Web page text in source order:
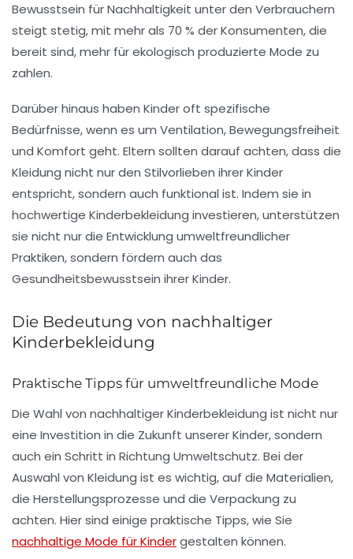
Bewusstsein fürNachhaltigkeit unter den Verbrauchern
steigt stetig, mit mehr als 70 % der Konsumenten, die
bereit sind, mehr für ekologisch produzierte Mode zu
zahlen.
Darüber hinaus haben Kinder oft spezifische
Bedürfnisse, wenn es um Ventilation,Bewegungsfreiheit
und Komfort geht. Eltern sollten darauf achten, dass die
Kleidung nicht nur den Stilvorlieben ihrer Kinder
entspricht, sondern auch funktional ist. Indem sie in
hochwertige Kinderbekleidung investieren, unterstützen
sie nicht nur die Entwicklung umweltfreundlicher
Praktiken, sondern fördern auch das
Gesundheitsbewusstsein ihrer Kinder.
Die Bedeutung von nachhaltiger
Kinderbekleidung
Praktische Tipps für umweltfreundliche Mode
Die Wahl von nachhaltiger Kinderbekleidung ist nicht nur
eine Investition in die Zukunft unserer Kinder, sondern
auch ein Schritt in Richtung Umweltschutz. Bei der
Auswahl von Kleidung ist es wichtig, auf die Materialien,
die Herstellungsprozesse und die Verpackung zu
achten. Hier sind einige praktische Tipps, wie Sie
nachhaltige Mode für Kindergestalten können.